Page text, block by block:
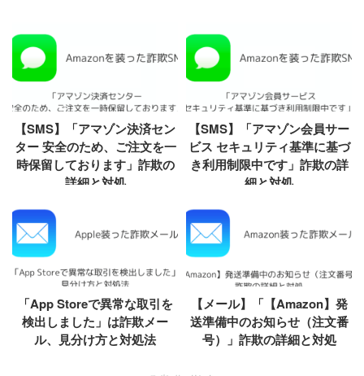
【SMS】「アマゾン決済セン
ター 安全のため、ご注文を一
時保留しております」詐欺の
詳細と対処
【SMS】「アマゾン会員サー
ビス セキュリティ基準に基づ
き利用制限中です」詐欺の詳
細と対処
「App Storeで異常な取引を
検出しました」は詐欺メー
ル、見分け方と対処法
【メール】「【Amazon】発
送準備中のお知らせ（注文番
号）」詐欺の詳細と対処